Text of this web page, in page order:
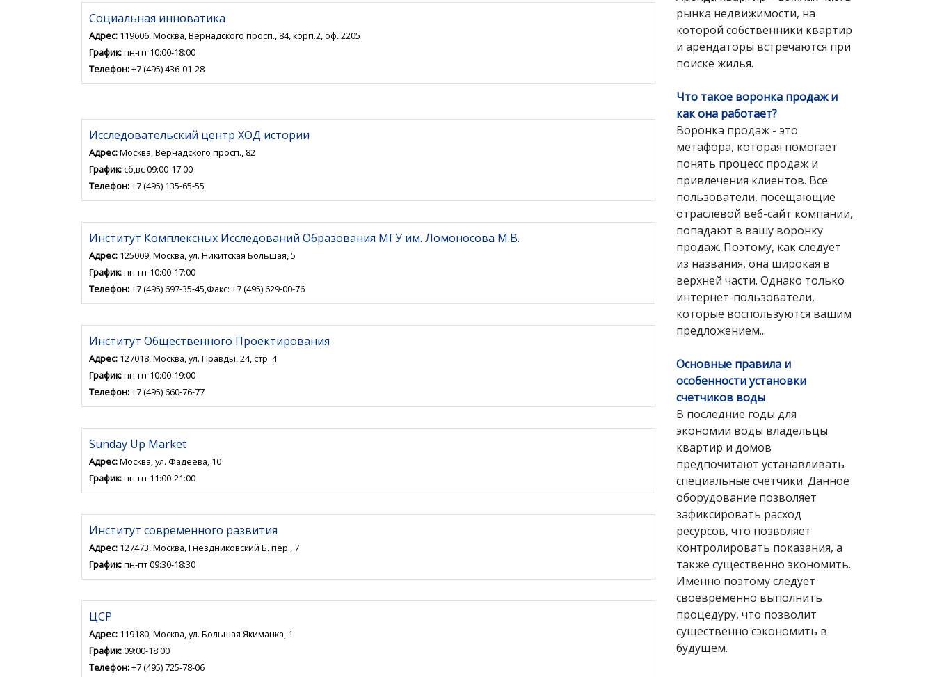
Социальная инноватика
Адрес: 119606, Москва, Вернадского просп., 84, корп.2, оф. 2205
График:пн-пт 10:00-18:00
Телефон:+7 (495) 436-01-28
Исследовательский центр ХОД истории
Адрес:Москва, Вернадского просп., 82
График:сб,вс 09:00-17:00
Телефон:+7 (495) 135-65-55
Институт Комплексных Исследований Образования МГУ им. Ломоносова М.В.
Адрес: 125009, Москва, ул. Никитская Большая, 5
График:пн-пт 10:00-17:00
Телефон:+7 (495) 697-35-45,Факс: +7 (495) 629-00-76
Институт Общественного Проектирования
Адрес: 127018, Москва, ул. Правды, 24, стр. 4
График:пн-пт 10:00-19:00
Телефон:+7 (495) 660-76-77
Sunday Up Market
Адрес:Москва, ул. Фадеева, 10
График:пн-пт 11:00-21:00
Институт современного развития
Адрес: 127473, Москва, Гнездниковский Б. пер., 7
График:пн-пт 09:30-18:30
ЦСР
Адрес: 119180, Москва, ул. Большая Якиманка, 1
График:09:00-18:00
Телефон:+7 (495) 725-78-06
рынка недвижимости, на
которой собственники квартир
и арендаторы встречаются при
поиске жилья.
Что такое воронка продаж и
как она работает?
Воронка продаж - это
метафора, которая помогает
понять процесс продаж и
привлечения клиентов. Все
пользователи, посещающие
отраслевой веб-сайт компании,
попадают в вашу воронку
продаж. Поэтому, как следует
из названия, она широкая в
верхней части. Однако только
интернет-пользователи,
которые воспользуются вашим
предложением...
Основные правила и
особенности установки
счетчиков воды
В последние годы для
экономии воды владельцы
квартир и домов
предпочитают устанавливать
специальные счетчики. Данное
оборудование позволяет
зафиксировать расход
ресурсов, что позволяет
контролировать показания, а
также существенно экономить.
Именно поэтому следует
своевременно выполнить
процедуру, что позволит
существенно сэкономить в
будущем.